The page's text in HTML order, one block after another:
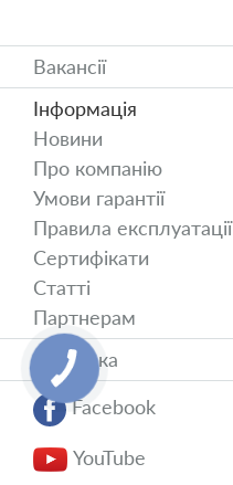
Вакансії
Інформація
Новини
Про компанію
Умови гарантії
Правила експлуатації
Сертифікати
Статті
Партнерам
Доставка
Facebook
YouTube